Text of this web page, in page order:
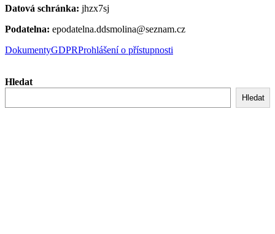
Datová schránka: jhzx7sj
Podatelna: epodatelna.ddsmolina@seznam.cz
DokumentyGDPRProhlášení o přístupnosti
Hledat
Hledat